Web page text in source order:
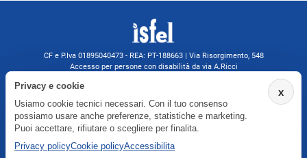
CF e P.Iva 01895040473 - REA: PT-188663 | Via Risorgimento, 548
Accesso per persone con disabilità da via A.Ricci
isfel@pec.it
Informativa privacy
x
Privacy e cookie
Usiamo cookie tecnici necessari. Con il tuo consenso
possiamo usare anche preferenze, statistiche e marketing.
Puoi accettare, rifiutare o scegliere per finalita.
Privacy policyCookie policyAccessibilita